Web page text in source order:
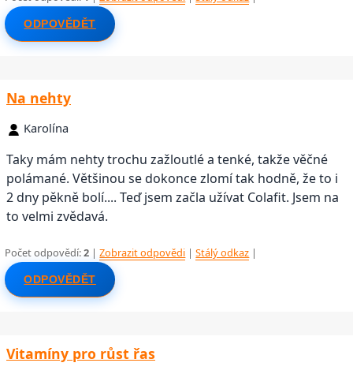
ODPOVĚDĚT
Na nehty
Karolína
Taky mám nehty trochu zažloutlé a tenké, takže věčné
polámané. Většinou se dokonce zlomí tak hodně, že to i
2 dny pěkně bolí.... Teď jsem začla užívat Colafit. Jsem na
to velmi zvědavá.
Počet odpovědí:2 |Zobrazit odpovědi |Stálý odkaz |
ODPOVĚDĚT
Vitamíny pro růst řas